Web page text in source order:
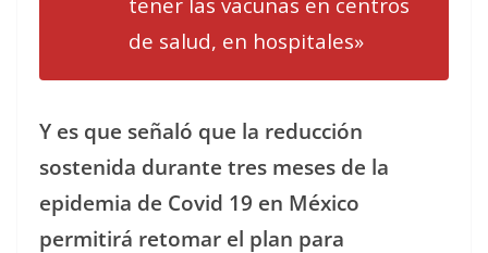
de salud, en hospitales»
Y es que señaló que la reducción
sostenida durante tres meses de la
epidemia de Covid 19 en México
permitirá retomar el plan para